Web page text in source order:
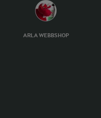
ARLA WEBBSHOP